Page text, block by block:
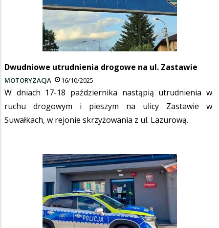
Dwudniowe utrudnienia drogowe na ul. Zastawie
MOTORYZACJA 16/10/2025
W dniach 17-18 października nastąpią utrudnienia w
ruchu drogowym i pieszym na ulicy Zastawie w
Suwałkach, w rejonie skrzyżowania z ul. Lazurową.